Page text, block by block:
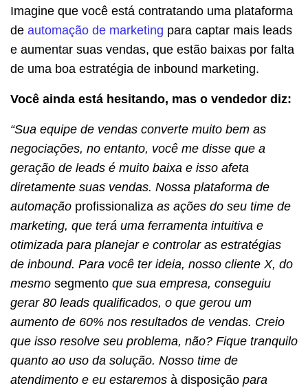
Imagine que você está contratando uma plataforma
de automação de marketing para captar mais leads
e aumentar suas vendas, que estão baixas por falta
de uma boa estratégia de inbound marketing.
Você ainda está hesitando, mas o vendedor diz:
“Sua equipe de vendas converte muito bem as
negociações, no entanto, você me disse que a
geração de leads é muito baixa e isso afeta
diretamente suas vendas. Nossa plataforma de
automação profissionaliza as ações do seu time de
marketing, que terá uma ferramenta intuitiva e
otimizada para planejar e controlar as estratégias
de inbound. Para você ter ideia, nosso cliente X, do
mesmo segmento que sua empresa, conseguiu
gerar 80 leads qualificados, o que gerou um
aumento de 60% nos resultados de vendas. Creio
que isso resolve seu problema, não? Fique tranquilo
quanto ao uso da solução. Nosso time de
atendimento e eu estaremos à disposição para